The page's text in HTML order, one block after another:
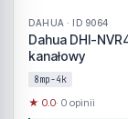
DAHUA · ID 9064
Dahua DHI-
kanałowy
8mp-4k
★ 0.0· 0 opinii